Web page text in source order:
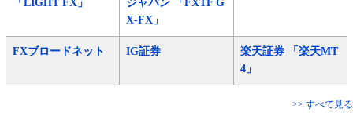
「LIGHT FX」
ジャパン 「FXTF G
X-FX」
FXブロードネット IG証券
楽天証券 「楽天MT
4」
>> すべて見る